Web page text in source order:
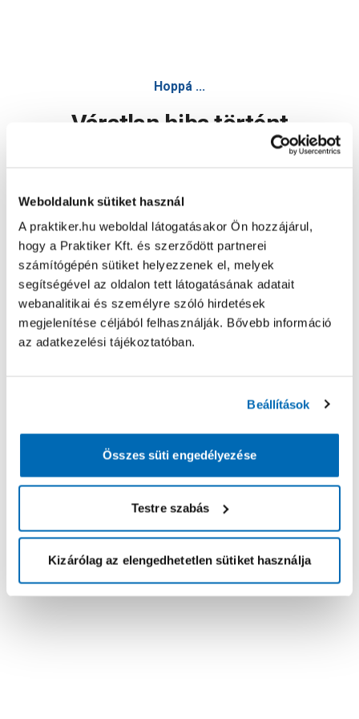
Weboldalunk sütiket használ
A praktiker.hu weboldal látogatásakor Ön hozzájárul,
hogy a Praktiker Kft. és szerződött partnerei
számítógépén sütiket helyezzenek el, melyek
segítségével az oldalon tett látogatásának adatait
webanalitikai és személyre szóló hirdetések
megjelenítése céljából felhasználják. Bővebb információ
az adatkezelési tájékoztatóban.
Beállítások
Összes süti engedélyezése
Testre szabás
Kizárólag az elengedhetetlen sütiket használja
Hoppá ...
Váratlan hiba történt
Oldal újratöltése